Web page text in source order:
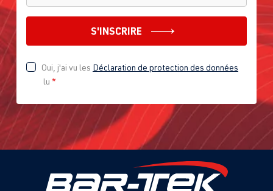
S'INSCRIRE
Oui, j'ai vu les Déclaration de protection des données
lu *